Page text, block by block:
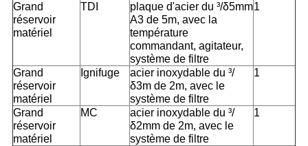
Grand
réservoir
matériel
TDI
plaque d'acier du ³/δ5mm
A3 de 5m, avec la
température
commandant, agitateur,
système de filtre
1
Grand
réservoir
matériel
Ignifuge
acier inoxydable du ³/
δ3m de 2m, avec le
système de filtre
1
Grand
réservoir
matériel
MC
acier inoxydable du ³/
δ2mm de 2m, avec le
système de filtre
1